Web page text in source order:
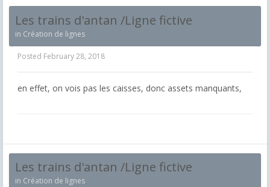
Les trains d'antan /Ligne fictive
in Création de lignes
Posted February 28, 2018
en effet, on vois pas les caisses, donc assets manquants,
Les trains d'antan /Ligne fictive
in Création de lignes